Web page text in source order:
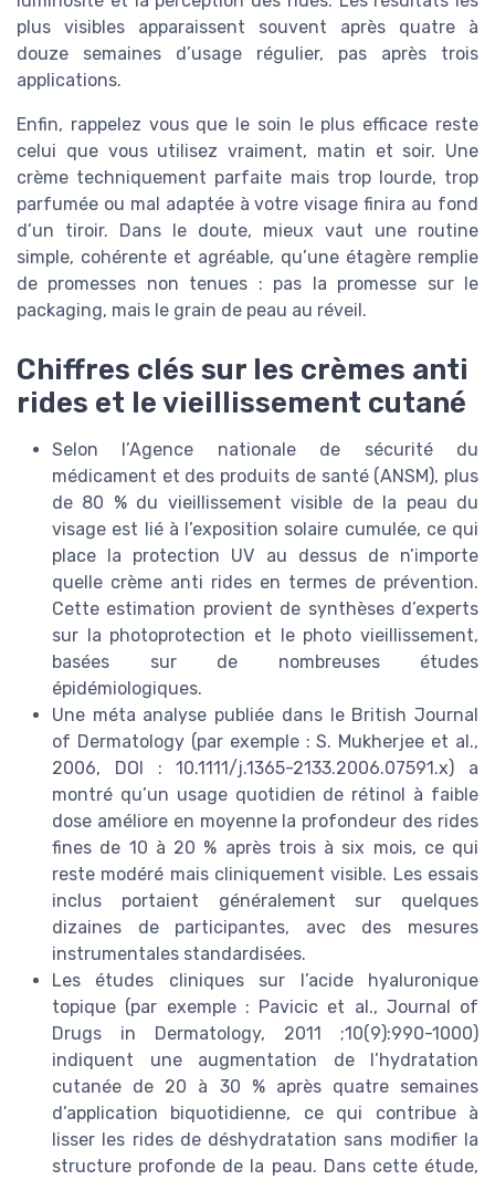
plus visibles apparaissent souvent après quatre à
douze semaines d’usage régulier, pas après trois
applications.
Enfin, rappelez vous que le soin le plus efficace reste
celui que vous utilisez vraiment, matin et soir. Une
crème techniquement parfaite mais trop lourde, trop
parfumée ou mal adaptée à votre visage finira au fond
d’un tiroir. Dans le doute, mieux vaut une routine
simple, cohérente et agréable, qu’une étagère remplie
de promesses non tenues : pas la promesse sur le
packaging, mais le grain de peau au réveil.
Chiffres clés sur les crèmes anti
rides et le vieillissement cutané
Selon l’Agence nationale de sécurité du
médicament et des produits de santé (ANSM), plus
de 80 % du vieillissement visible de la peau du
visage est lié à l’exposition solaire cumulée, ce qui
place la protection UV au dessus de n’importe
quelle crème anti rides en termes de prévention.
Cette estimation provient de synthèses d’experts
sur la photoprotection et le photo vieillissement,
basées sur de nombreuses études
épidémiologiques.
Une méta analyse publiée dans le British Journal
of Dermatology (par exemple : S. Mukherjee et al.,
2006, DOI : 10.1111/j.1365-2133.2006.07591.x) a
montré qu’un usage quotidien de rétinol à faible
dose améliore en moyenne la profondeur des rides
fines de 10 à 20 % après trois à six mois, ce qui
reste modéré mais cliniquement visible. Les essais
inclus portaient généralement sur quelques
dizaines de participantes, avec des mesures
instrumentales standardisées.
Les études cliniques sur l’acide hyaluronique
topique (par exemple : Pavicic et al., Journal of
Drugs in Dermatology, 2011 ;10(9):990-1000)
indiquent une augmentation de l’hydratation
cutanée de 20 à 30 % après quatre semaines
d’application biquotidienne, ce qui contribue à
lisser les rides de déshydratation sans modifier la
structure profonde de la peau. Dans cette étude,